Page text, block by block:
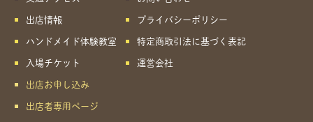
出店情報
ハンドメイド体験教室
入場チケット
出店お申し込み
出店者専用ページ
プライバシーポリシー
特定商取引法に基づく表記
運営会社